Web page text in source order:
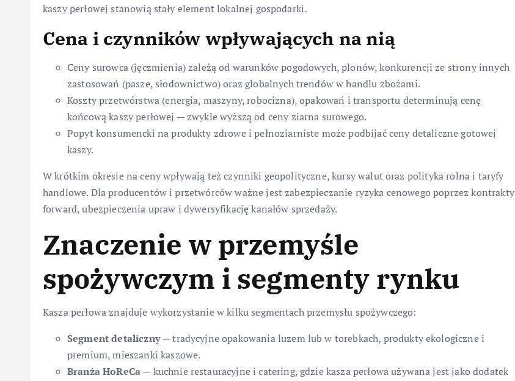
kaszy perłowej stanowią stały element lokalnej gospodarki.
Cena i czynników wpływających na nią
Ceny surowca (jęczmienia) zależą od warunków pogodowych, plonów, konkurencji ze strony innych
zastosowań (pasze, słodownictwo) oraz globalnych trendów w handlu zbożami.
Koszty przetwórstwa (energia, maszyny, robocizna), opakowań i transportu determinują cenę
końcową kaszy perłowej — zwykle wyższą od ceny ziarna surowego.
Popyt konsumencki na produkty zdrowe i pełnoziarniste może podbijać ceny detaliczne gotowej
kaszy.
W krótkim okresie na ceny wpływają też czynniki geopolityczne, kursy walut oraz polityka rolna i taryfy
handlowe. Dla producentów i przetwórców ważne jest zabezpieczanie ryzyka cenowego poprzez kontrakty
forward, ubezpieczenia upraw i dywersyfikację kanałów sprzedaży.
Znaczenie w przemyśle
spożywczym i segmenty rynku
Kasza perłowa znajduje wykorzystanie w kilku segmentach przemysłu spożywczego:
Segment detaliczny— tradycyjne opakowania luzem lub w torebkach, produkty ekologiczne i
premium, mieszanki kaszowe.
Branża HoReCa— kuchnie restauracyjne i catering, gdzie kasza perłowa używana jest jako dodatek